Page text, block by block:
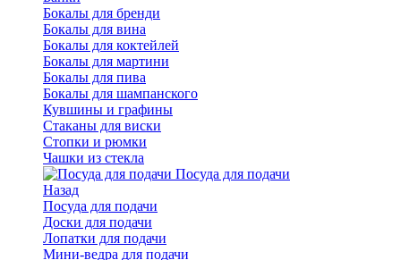
Бокалы для бренди
Бокалы для вина
Бокалы для коктейлей
Бокалы для мартини
Бокалы для пива
Бокалы для шампанского
Кувшины и графины
Стаканы для виски
Стопки и рюмки
Чашки из стекла
Посуда для подачи
Назад
Посуда для подачи
Доски для подачи
Лопатки для подачи
Мини-ведра для подачи